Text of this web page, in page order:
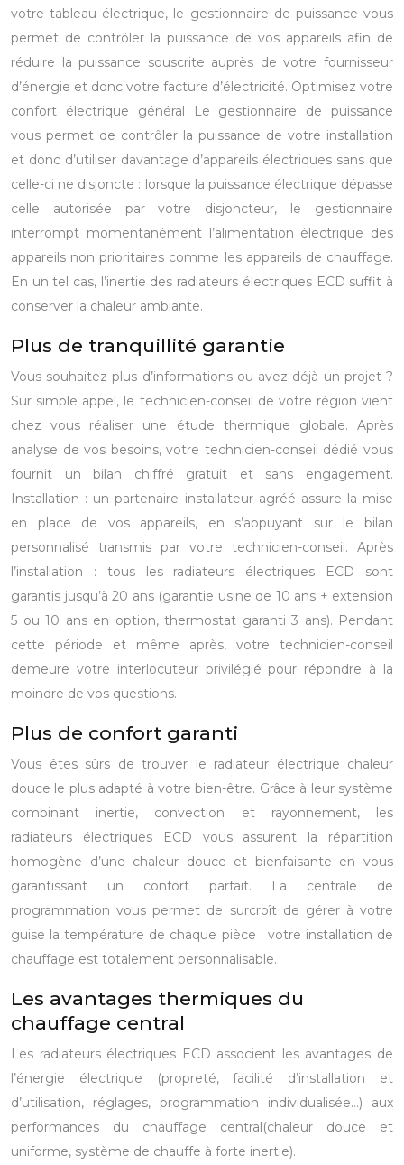
votre tableau électrique, le gestionnaire de puissance vous
permet de contrôler la puissance de vos appareils afin de
réduire la puissance souscrite auprès de votre fournisseur
d’énergie et donc votre facture d’électricité. Optimisez votre
confort électrique général Le gestionnaire de puissance
vous permet de contrôler la puissance de votre installation
et donc d’utiliser davantage d’appareils électriques sans que
celle-ci ne disjoncte : lorsque la puissance électrique dépasse
celle autorisée par votre disjoncteur, le gestionnaire
interrompt momentanément l’alimentation électrique des
appareils non prioritaires comme les appareils de chauffage.
En un tel cas, l’inertie des radiateurs électriques ECD suffit à
conserver la chaleur ambiante.
Plus de tranquillité garantie
Vous souhaitez plus d’informations ou avez déjà un projet ?
Sur simple appel, le technicien-conseil de votre région vient
chez vous réaliser une étude thermique globale. Après
analyse de vos besoins, votre technicien-conseil dédié vous
fournit un bilan chiffré gratuit et sans engagement.
Installation : un partenaire installateur agréé assure la mise
en place de vos appareils, en s’appuyant sur le bilan
personnalisé transmis par votre technicien-conseil. Après
l’installation : tous les radiateurs électriques ECD sont
garantis jusqu’à 20 ans (garantie usine de 10 ans + extension
5 ou 10 ans en option, thermostat garanti 3 ans). Pendant
cette période et même après, votre technicien-conseil
demeure votre interlocuteur privilégié pour répondre à la
moindre de vos questions.
Plus de confort garanti
Vous êtes sûrs de trouver le radiateur électrique chaleur
douce le plus adapté à votre bien-être. Grâce à leur système
combinant inertie, convection et rayonnement, les
radiateurs électriques ECD vous assurent la répartition
homogène d’une chaleur douce et bienfaisante en vous
garantissant un confort parfait. La centrale de
programmation vous permet de surcroît de gérer à votre
guise la température de chaque pièce : votre installation de
chauffage est totalement personnalisable.
Les avantages thermiques du
chauffage central
Les radiateurs électriques ECD associent les avantages de
l’énergie électrique (propreté, facilité d’installation et
d’utilisation, réglages, programmation individualisée…) aux
performances du chauffage central(chaleur douce et
uniforme, système de chauffe à forte inertie).